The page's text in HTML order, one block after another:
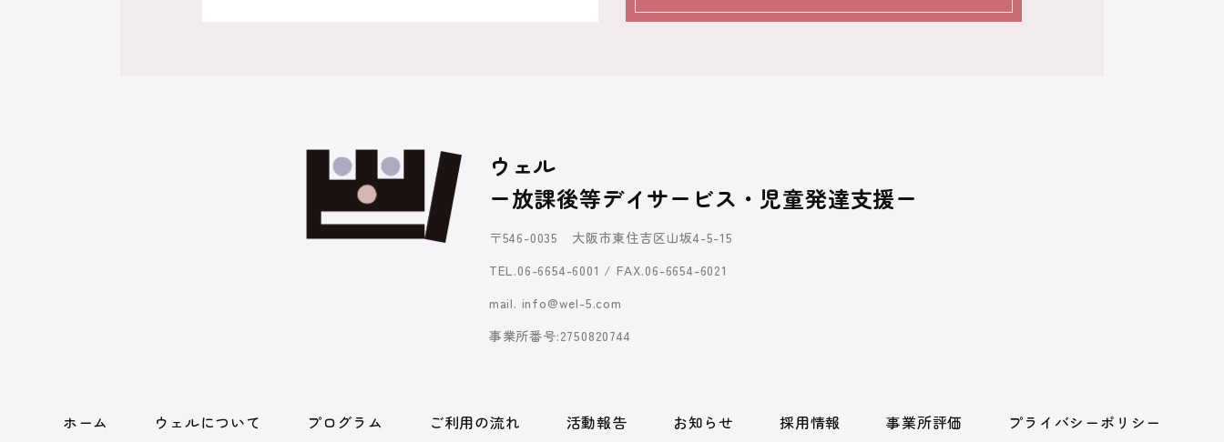
ウェル
ー放課後等デイサービス・児童発達支援ー
〒546-0035 大阪市東住吉区山坂4-5-15
TEL.06-6654-6001 / FAX.06-6654-6021
mail. info@wel-5.com
事業所番号:2750820744
ホーム ウェルについて プログラム ご利用の流れ 活動報告 お知らせ 採用情報 事業所評価 プライバシーポリシー